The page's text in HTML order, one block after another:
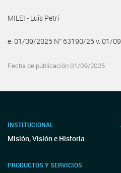
MILEI - Luis Petri
e. 01/09/2025 N° 63190/25 v. 01/
Fecha de publicación 01/09/2025
INSTITUCIONAL
Misión, Visión e Historia
PRODUCTOS Y SERVICIOS